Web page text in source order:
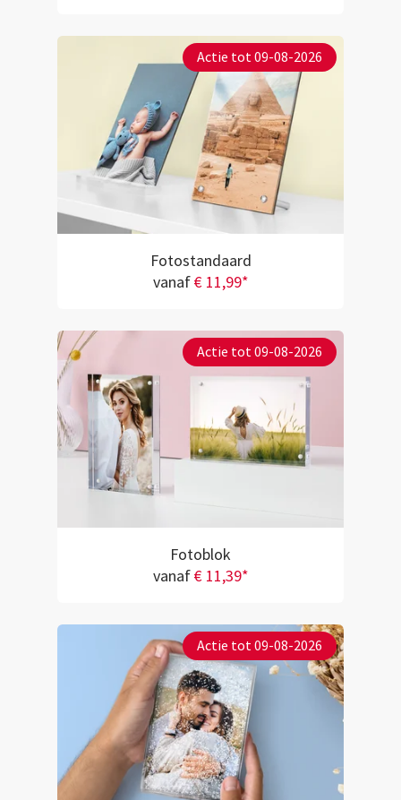
Actie tot 09-08-2026
Fotostandaard
vanaf€ 11,99*
Actie tot 09-08-2026
Fotoblok
vanaf€ 11,39*
Actie tot 09-08-2026